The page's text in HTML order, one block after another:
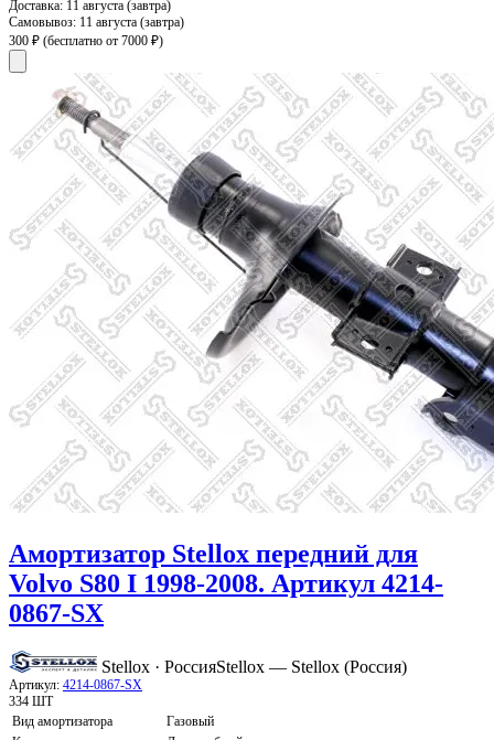
Доставка: 11 августа (завтра)
Самовывоз: 11 августа (завтра)
300 ₽ (бесплатно от 7000 ₽)
Амортизатор Stellox передний для
Volvo S80 I 1998-2008. Артикул 4214-
0867-SX
Stellox · РоссияStellox — Stellox (Россия)
Артикул: 4214-0867-SX
334 ШТ
Вид амортизатора
Газовый